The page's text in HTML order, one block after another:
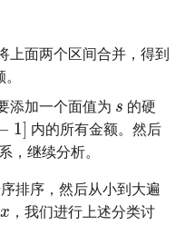
上面两个区间合并，得到
添加一个面值为
的硬
1]
内的所有金额。然后
，继续分析。
排序，然后从小到大遍
x
，我们进行上述分类讨